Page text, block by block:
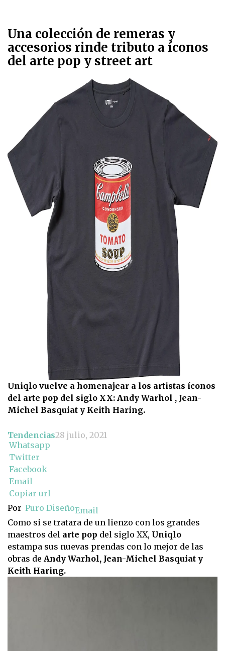
Una colección de remeras y
accesorios rinde tributo a íconos
del arte pop y street art
Uniqlo vuelve a homenajear a los artistas íconos
del arte pop del siglo XX: Andy Warhol , Jean-
Michel Basquiat y Keith Haring.
Tendencias28 julio, 2021
Whatsapp
Twitter
Facebook
Email
Copiar url
Por Puro DiseñoEmail
Como si se tratara de un lienzo con los grandes
maestros del arte pop del siglo XX, Uniqlo
estampa sus nuevas prendas con lo mejor de las
obras de Andy Warhol, Jean-Michel Basquiat y
Keith Haring.